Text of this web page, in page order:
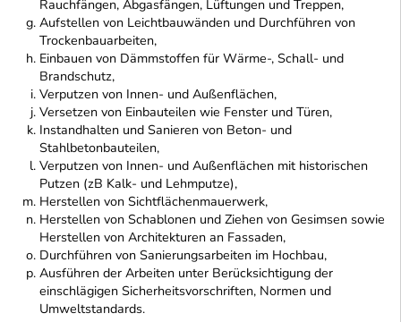
Rauchfängen, Abgasfängen, Lüftungen und Treppen,
Aufstellen von Leichtbauwänden und Durchführen von
Trockenbauarbeiten,
Einbauen von Dämmstoffen für Wärme-, Schall- und
Brandschutz,
Verputzen von Innen- und Außenflächen,
Versetzen von Einbauteilen wie Fenster und Türen,
Instandhalten und Sanieren von Beton- und
Stahlbetonbauteilen,
Verputzen von Innen- und Außenflächen mit historischen
Putzen (zB Kalk- und Lehmputze),
Herstellen von Sichtflächenmauerwerk,
Herstellen von Schablonen und Ziehen von Gesimsen sowie
Herstellen von Architekturen an Fassaden,
Durchführen von Sanierungsarbeiten im Hochbau,
Ausführen der Arbeiten unter Berücksichtigung der
einschlägigen Sicherheitsvorschriften, Normen und
Umweltstandards.